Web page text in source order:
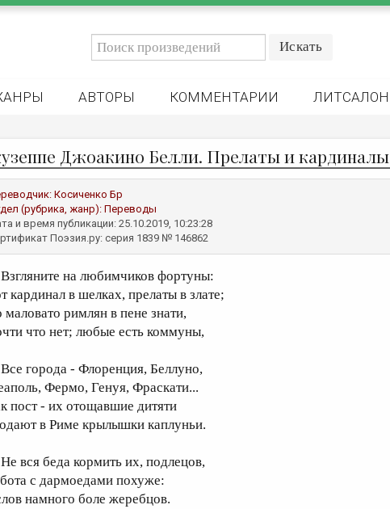
АВТОРЫ КОММЕНТАРИИ ЛИТСАЛОН
Джоакино Белли. Прелаты и кардиналы
Косиченко Бр
(рубрика, жанр):Переводы
и время публикации: 25.10.2019, 10:23:28
Поэзия.ру: серия 1839 № 146862
на любимчиков фортуны:
кардинал в шелках, прелаты в злате;
маловато римлян в пене знати,
что нет; любые есть коммуны,
города - Флоренция, Беллуно,
Фермо, Генуя, Фраскати...
пост - их отощавшие дитяти
в Риме крылышки каплуньи.
вся беда кормить их, подлецов,
с дармоедами похуже:
намного боле жеребцов.